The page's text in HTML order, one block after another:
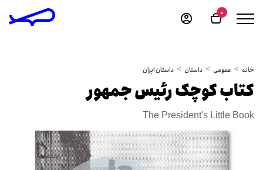
0
خانه عمومی داستان داستان ایران
کتاب کوچک رئیس جمهور
The President's Little Book